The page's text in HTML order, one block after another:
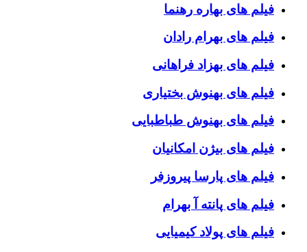
فیلم های بهاره رهنما
فیلم های بهرام رادان
فیلم های بهزاد فراهانی
فیلم های بهنوش بختیاری
فیلم های بهنوش طباطبایی
فیلم های بیژن امکانیان
فیلم های پارسا پیروزفر
فیلم های پانته آ بهرام
فیلم های پولاد کیمیایی